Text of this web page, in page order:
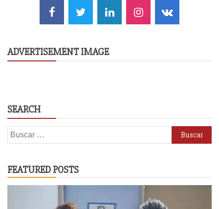
ADVERTISEMENT IMAGE
SEARCH
Buscar:
FEATURED POSTS